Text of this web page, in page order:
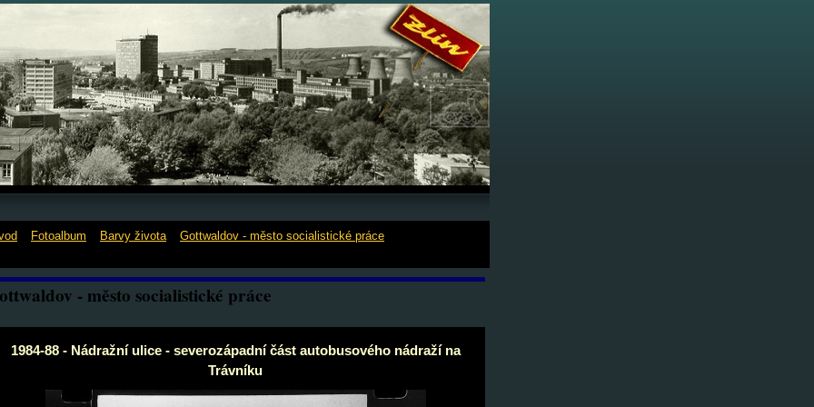
Fotoalbum Barvy života» Gottwaldov - město socialistické práce
- město socialistické práce
1984-88 - Nádražní ulice - severozápadní část autobusového nádraží na
Trávníku